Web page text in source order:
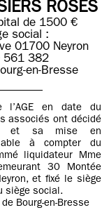
ROSES
de 1500 €
social :
01700 Neyron
561 382
en-Bresse
l’AGE en date du
ont décidé
et sa mise en
à compter du
liquidateur Mme
30 Montée
et fixé le siège
siège social.
Bourg-en-Bresse